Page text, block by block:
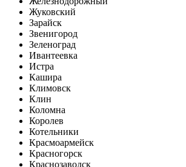
Жуковский
Зарайск
Звенигород
Зеленоград
Ивантеевка
Истра
Кашира
Климовск
Клин
Коломна
Королев
Котельники
Красмоармейск
Красногорск
Краснозаводск